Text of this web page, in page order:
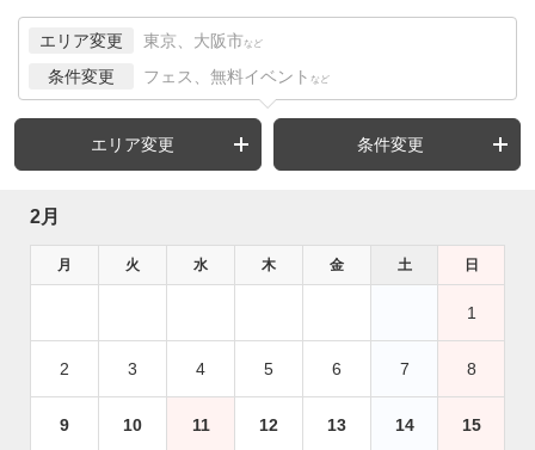
エリア変更 東京、大阪市 など
条件変更 フェス、無料イベント など
エリア変更 条件変更
2月
月 火 水 木 金 土 日
1
2 3 4 5 6 7 8
9 10 11 12 13 14 15